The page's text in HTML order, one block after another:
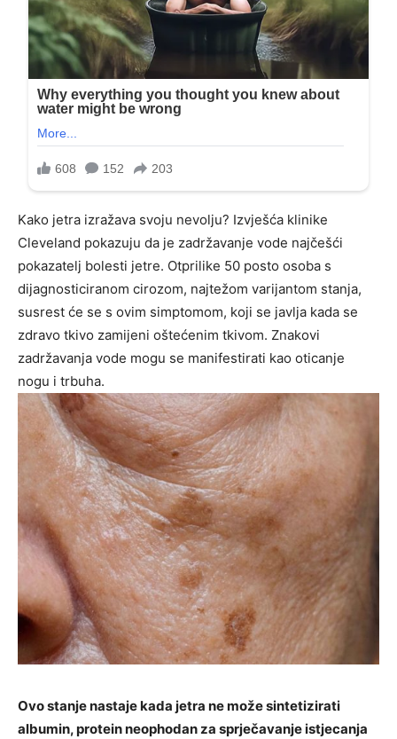
Kako jetra izražava svoju nevolju? Izvješća klinike
Cleveland pokazuju da je zadržavanje vode najčešći
pokazatelj bolesti jetre. Otprilike 50 posto osoba s
dijagnosticiranom cirozom, najtežom varijantom stanja,
susrest će se s ovim simptomom, koji se javlja kada se
zdravo tkivo zamijeni oštećenim tkivom. Znakovi
zadržavanja vode mogu se manifestirati kao oticanje
nogu i trbuha.
Ovo stanje nastaje kada jetra ne može sintetizirati
albumin, protein neophodan za sprječavanje istjecanja